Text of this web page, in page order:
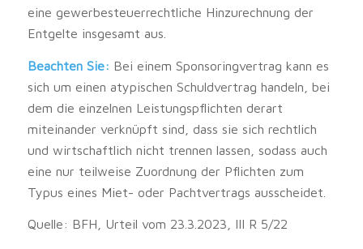
eine gewerbesteuerrechtliche Hinzurechnung der
Entgelte insgesamt aus.
Beachten Sie: Bei einem Sponsoringvertrag kann es
sich um einen atypischen Schuldvertrag handeln, bei
dem die einzelnen Leistungspflichten derart
miteinander verknüpft sind, dass sie sich rechtlich
und wirtschaftlich nicht trennen lassen, sodass auch
eine nur teilweise Zuordnung der Pflichten zum
Typus eines Miet- oder Pachtvertrags ausscheidet.
Quelle: BFH, Urteil vom 23.3.2023, III R 5/22